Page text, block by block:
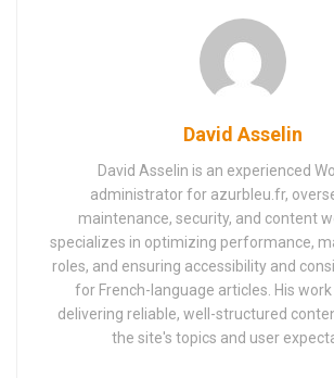
David Asselin
David Asselin is an experienced
administrator for azurbleu.fr,
maintenance, security, and content
specializes in optimizing performance,
roles, and ensuring accessibility and
for French-language articles. His
delivering reliable, well-structured
the site's topics and user